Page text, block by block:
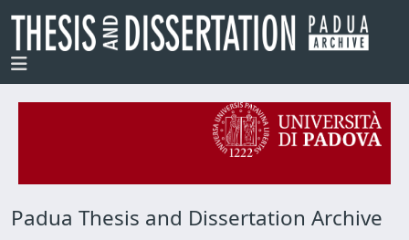
Padua Thesis and Dissertation Archive